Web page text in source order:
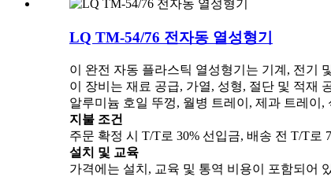
LQ TM-54/76 전자동 열성형기
이 완전 자동 플라스틱 열성형기는 기계, 전기
이 장비는 재료 공급, 가열, 성형, 절단 및 적재
알루미늄 호일 뚜껑, 월병 트레이, 제과 트레이
지불 조건
주문 확정 시 T/T로 30% 선입금, 배송 전 T/T로
설치 및 교육
가격에는 설치, 교육 및 통역 비용이 포함되어